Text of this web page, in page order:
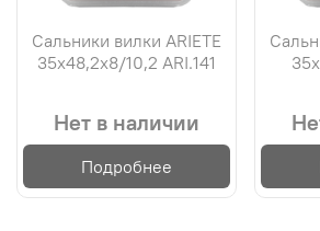
Сальники вилки ARIETE
35х48,2х8/10,2 ARI.141
Нет в наличии
Подробнее